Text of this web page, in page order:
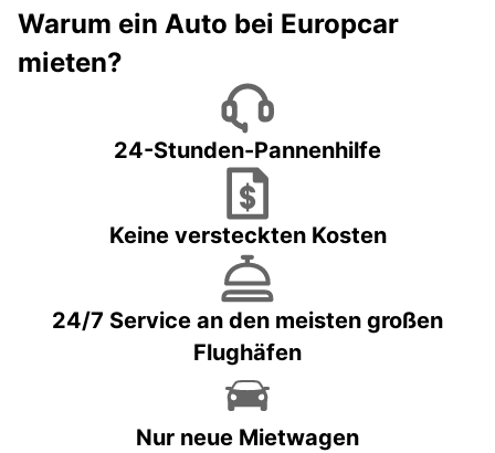
Warum ein Auto bei Europcar
mieten?
24-Stunden-Pannenhilfe
Keine versteckten Kosten
24/7 Service an den meisten großen
Flughäfen
Nur neue Mietwagen